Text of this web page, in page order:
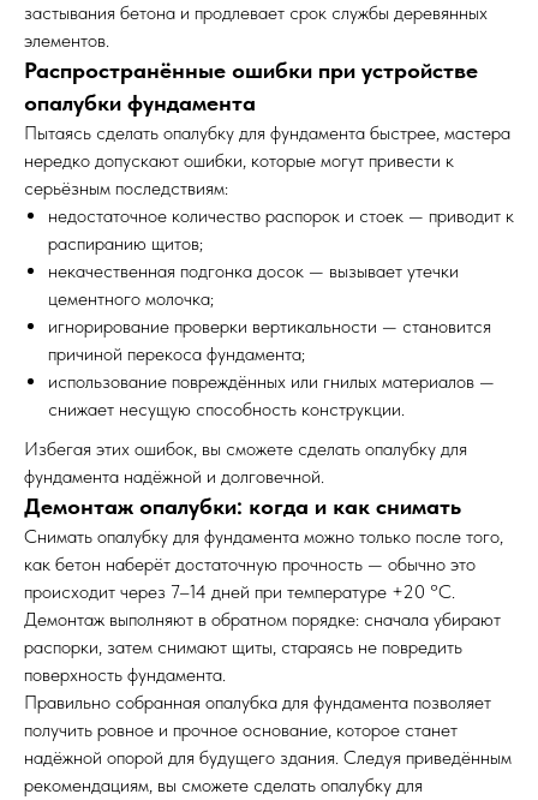
застывания бетона и продлевает срок службы деревянных
элементов.
Распространённые ошибки при устройстве
опалубки фундамента
Пытаясь сделать опалубку для фундамента быстрее, мастера
нередко допускают ошибки, которые могут привести к
серьёзным последствиям:
недостаточное количество распорок и стоек — приводит к
распиранию щитов;
некачественная подгонка досок — вызывает утечки
цементного молочка;
игнорирование проверки вертикальности — становится
причиной перекоса фундамента;
использование повреждённых или гнилых материалов —
снижает несущую способность конструкции.
Избегая этих ошибок, вы сможете сделать опалубку для
фундамента надёжной и долговечной.
Демонтаж опалубки: когда и как снимать
Снимать опалубку для фундамента можно только после того,
как бетон наберёт достаточную прочность — обычно это
происходит через 7–14 дней при температуре +20 °C.
Демонтаж выполняют в обратном порядке: сначала убирают
распорки, затем снимают щиты, стараясь не повредить
поверхность фундамента.
Правильно собранная опалубка для фундамента позволяет
получить ровное и прочное основание, которое станет
надёжной опорой для будущего здания. Следуя приведённым
рекомендациям, вы сможете сделать опалубку для